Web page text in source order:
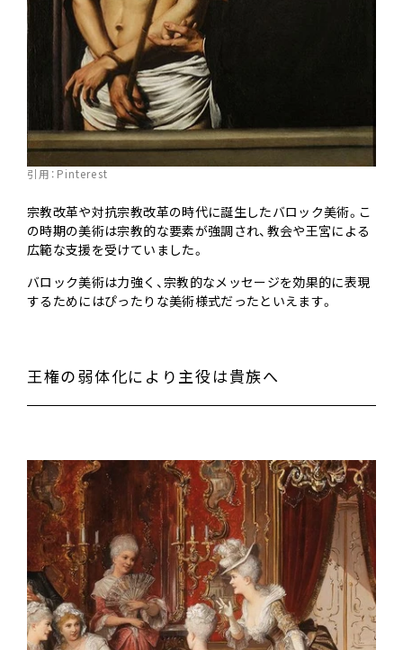
引用： Pinterest
宗教改革や対抗宗教改革の時代に誕生したバロック美術。こ
の時期の美術は宗教的な要素が強調され、教会や王宮による
広範な支援を受けていました。
バロック美術は力強く、宗教的なメッセージを効果的に表現
するためにはぴったりな美術様式だったといえます。
王権の弱体化により主役は貴族へ